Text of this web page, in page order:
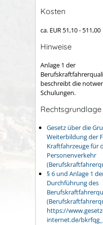
Kosten
ca. EUR 51,10 - 511,00
Hinweise
Anlage 1 der
beschreibt die
Schulungen.
Rechtsgrundlage
Gesetz über die
Weiterbildung der
Kraftfahrzeuge für
Personenverkehr
§ 6 und Anlage 1
Durchführung des
https://
internet.de/